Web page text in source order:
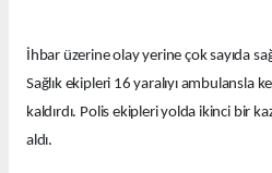
İhbar üzerine olay yerine çok sayıda
Sağlık ekipleri 16 yaralıyı ambulansla
kaldırdı. Polis ekipleri yolda ikinci bir
aldı.